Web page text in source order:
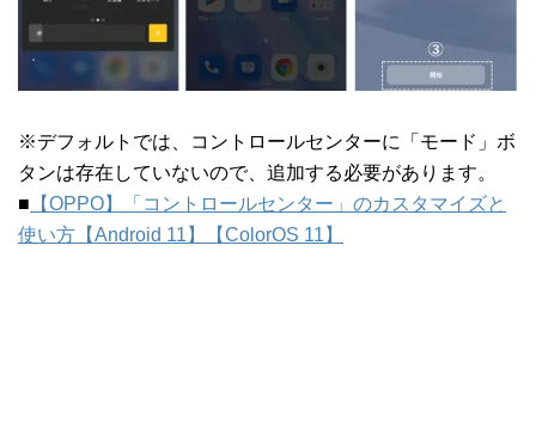
※デフォルトでは、コントロールセンターに「モード」ボ
タンは存在していないので、追加する必要があります。
■ 【OPPO】「コントロールセンター」のカスタマイズと
使い方【Android 11】【ColorOS 11】